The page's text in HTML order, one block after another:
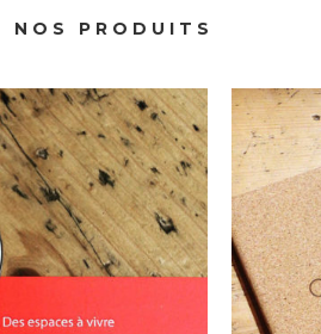
NOS PRODUITS